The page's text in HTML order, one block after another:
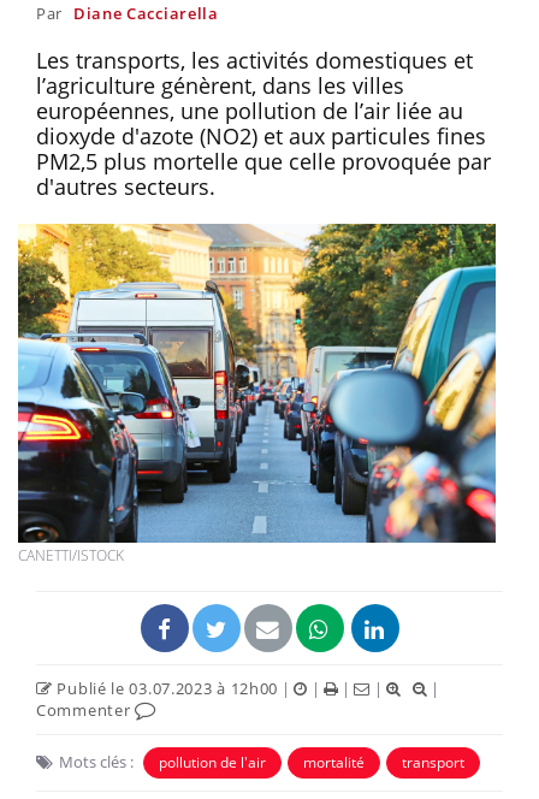
Par Diane Cacciarella
Les transports, les activités domestiques et
l’agriculture génèrent, dans les villes
européennes, une pollution de l’air liée au
dioxyde d'azote (NO2) et aux particules fines
PM2,5 plus mortelle que celle provoquée par
d'autres secteurs.
CANETTI/ISTOCK
Publié le 03.07.2023 à 12h00 | | | |
|
Commenter
Mots clés : pollution de l'air mortalité transport